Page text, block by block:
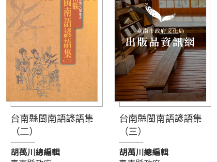
台南縣閩南語諺語集
（二）
胡萬川總編輯
台南縣閩南語諺語集
（三）
胡萬川總編輯